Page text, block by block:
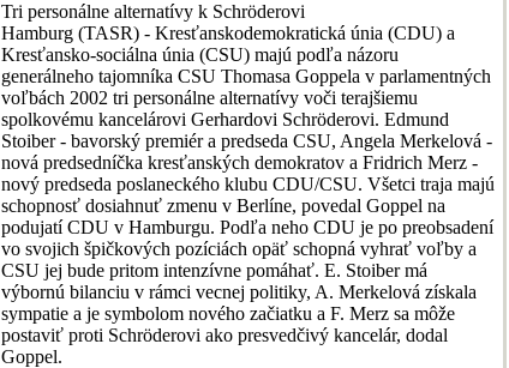
Tri personálne alternatívy k Schröderovi
Hamburg (TASR) - Kresťanskodemokratická únia (CDU) a
Kresťansko-sociálna únia (CSU) majú podľa názoru
generálneho tajomníka CSU Thomasa Goppela v parlamentných
voľbách 2002 tri personálne alternatívy voči terajšiemu
spolkovému kancelárovi Gerhardovi Schröderovi. Edmund
Stoiber - bavorský premiér a predseda CSU, Angela Merkelová -
nová predsedníčka kresťanských demokratov a Fridrich Merz -
nový predseda poslaneckého klubu CDU/CSU. Všetci traja majú
schopnosť dosiahnuť zmenu v Berlíne, povedal Goppel na
podujatí CDU v Hamburgu. Podľa neho CDU je po preobsadení
vo svojich špičkových pozíciách opäť schopná vyhrať voľby a
CSU jej bude pritom intenzívne pomáhať. E. Stoiber má
výbornú bilanciu v rámci vecnej politiky, A. Merkelová získala
sympatie a je symbolom nového začiatku a F. Merz sa môže
postaviť proti Schröderovi ako presvedčivý kancelár, dodal
Goppel.